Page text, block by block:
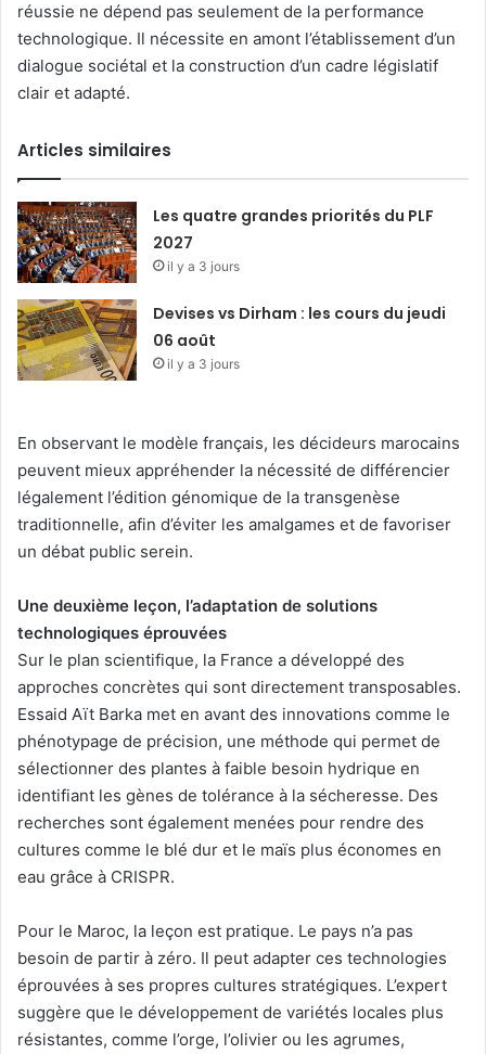
réussie ne dépend pas seulement de la performance
technologique. Il nécessite en amont l’établissement d’un
dialogue sociétal et la construction d’un cadre législatif
clair et adapté.
Articles similaires
Les quatre grandes priorités du PLF
2027
il y a 3 jours
Devises vs Dirham : les cours du jeudi
06 août
il y a 3 jours
En observant le modèle français, les décideurs marocains
peuvent mieux appréhender la nécessité de différencier
légalement l’édition génomique de la transgenèse
traditionnelle, afin d’éviter les amalgames et de favoriser
un débat public serein.
Une deuxième leçon, l’adaptation de solutions
technologiques éprouvées
Sur le plan scientifique, la France a développé des
approches concrètes qui sont directement transposables.
Essaid Aït Barka met en avant des innovations comme le
phénotypage de précision, une méthode qui permet de
sélectionner des plantes à faible besoin hydrique en
identifiant les gènes de tolérance à la sécheresse. Des
recherches sont également menées pour rendre des
cultures comme le blé dur et le maïs plus économes en
eau grâce à CRISPR.
Pour le Maroc, la leçon est pratique. Le pays n’a pas
besoin de partir à zéro. Il peut adapter ces technologies
éprouvées à ses propres cultures stratégiques. L’expert
suggère que le développement de variétés locales plus
résistantes, comme l’orge, l’olivier ou les agrumes,